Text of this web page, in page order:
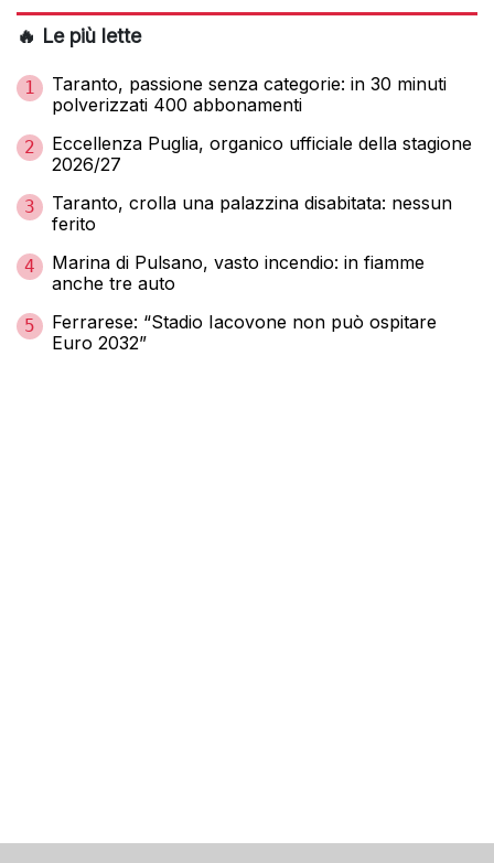
🔥 Le più lette
1
Taranto, passione senza categorie: in 30 minuti
polverizzati 400 abbonamenti
2
Eccellenza Puglia, organico ufficiale della stagione
2026/27
3
Taranto, crolla una palazzina disabitata: nessun
ferito
4
Marina di Pulsano, vasto incendio: in fiamme
anche tre auto
5
Ferrarese: “Stadio Iacovone non può ospitare
Euro 2032”